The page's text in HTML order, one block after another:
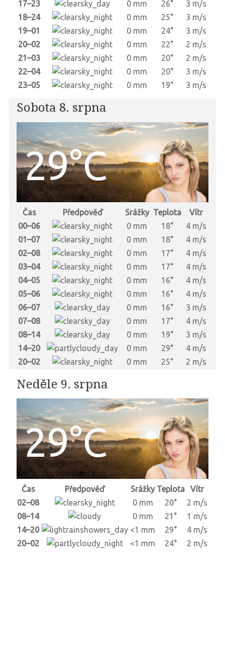
17–23 0 mm 26°
3 m/s
18–24
0 mm 25°
3 m/s
19–01
0 mm 24°
3 m/s
20–02
0 mm 22°
2 m/s
21–03
0 mm 20°
2 m/s
22–04
0 mm 20°
3 m/s
23–05
0 mm 19° 3 m/s
Sobota 8. srpna
29°C
Čas Předpověď Srážky Teplota
Vítr
00–06
0 mm 18°
4 m/s
01–07
0 mm 18°
4 m/s
02–08
0 mm 17°
4 m/s
03–04
0 mm 17°
4 m/s
04–05
0 mm 16°
4 m/s
05–06
0 mm 16°
4 m/s
06–07
0 mm 16°
3 m/s
07–08
0 mm 17°
4 m/s
08–14
0 mm 19°
3 m/s
14–20
0 mm 29°
4 m/s
20–02
0 mm 25° 2 m/s
Neděle 9. srpna
29°C
Čas Předpověď Srážky Teplota
Vítr
02–08
0 mm 20°
2 m/s
08–14
0 mm 21°
1 m/s
14–20
<1 mm 29°
4 m/s
20–02
<1 mm 24° 2 m/s